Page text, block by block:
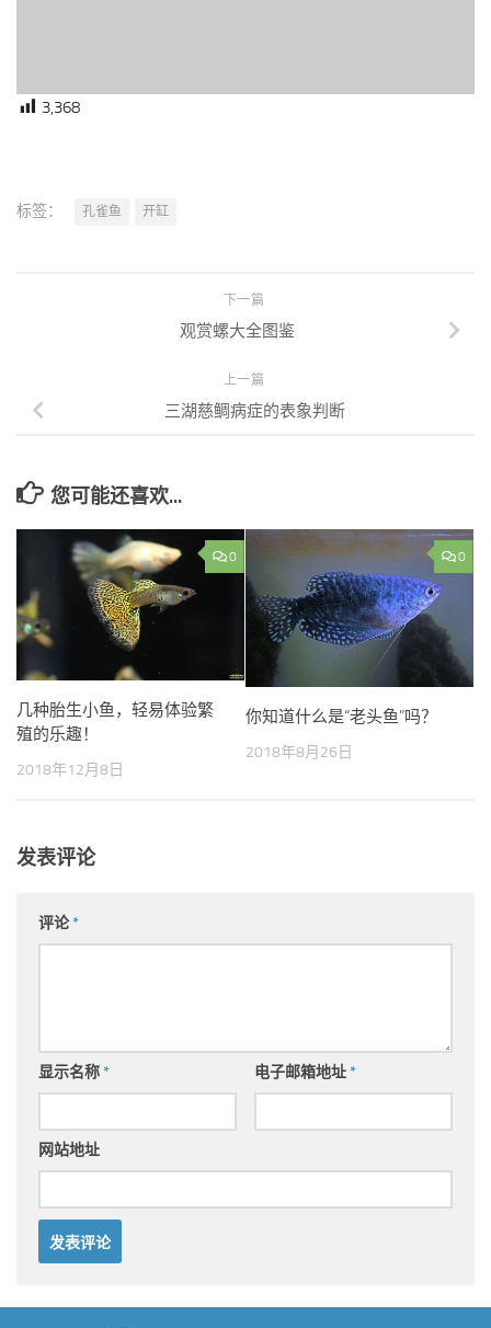
3,368
标签： 孔雀鱼 开缸
下一篇
观赏螺大全图鉴
上一篇
三湖慈鲷病症的表象判断
您可能还喜欢...
0
几种胎生小鱼，轻易体验繁
殖的乐趣！
2018年12月8日
0
你知道什么是“老头鱼”吗？
2018年8月26日
发表评论
评论*
显示名称* 电子邮箱地址*
网站地址